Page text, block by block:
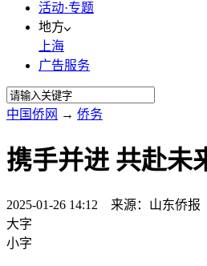
活动·专题
地方
上海
广告服务
中国侨网 → 侨务
携手并进 共赴
2025-01-26 14:12 来源：山东侨报
大字
小字